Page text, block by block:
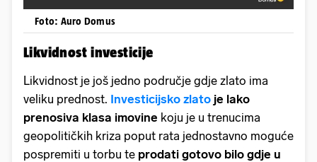
Foto: Auro Domus
Likvidnost investicije
Likvidnost je još jedno područje gdje zlato ima
veliku prednost. Investicijsko zlato je lako
prenosiva klasa imovine koju je u trenucima
geopolitičkih kriza poput rata jednostavno moguće
pospremiti u torbu te prodati gotovo bilo gdje u